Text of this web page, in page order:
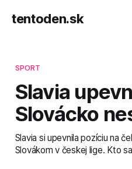
tentoden.sk
SPORT
Slavia
Slovácko
Slavia si upevnila pozíciu na
Slovákom v českej lige. Kto